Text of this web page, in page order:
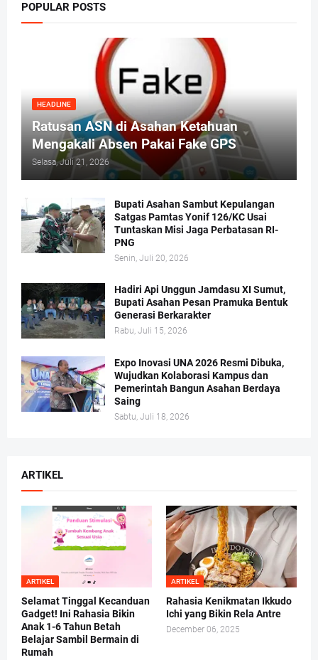
POPULAR POSTS
HEADLINE
Ratusan ASN di Asahan Ketahuan
Mengakali Absen Pakai Fake GPS
Selasa, Juli 21, 2026
Bupati Asahan Sambut Kepulangan
Satgas Pamtas Yonif 126/KC Usai
Tuntaskan Misi Jaga Perbatasan RI-
PNG
Senin, Juli 20, 2026
Hadiri Api Unggun Jamdasu XI Sumut,
Bupati Asahan Pesan Pramuka Bentuk
Generasi Berkarakter
Rabu, Juli 15, 2026
Expo Inovasi UNA 2026 Resmi Dibuka,
Wujudkan Kolaborasi Kampus dan
Pemerintah Bangun Asahan Berdaya
Saing
Sabtu, Juli 18, 2026
ARTIKEL
ARTIKEL
Selamat Tinggal Kecanduan
Gadget! Ini Rahasia Bikin
Anak 1-6 Tahun Betah
Belajar Sambil Bermain di
Rumah
ARTIKEL
Rahasia Kenikmatan Ikkudo
Ichi yang Bikin Rela Antre
December 06, 2025